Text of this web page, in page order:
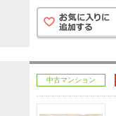
中古マンション